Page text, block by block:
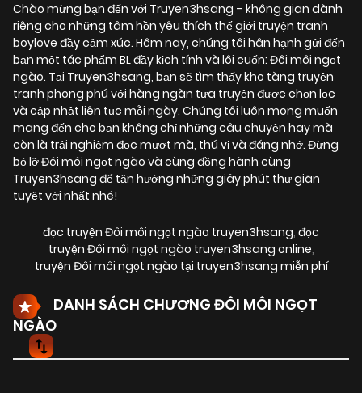
Chào mừng bạn đến với Truyen3hsang – không gian dành
riêng cho những tâm hồn yêu thích thế giới truyện tranh
boylove đầy cảm xúc. Hôm nay, chúng tôi hân hạnh gửi đến
bạn một tác phẩm BL đầy kịch tính và lôi cuốn: Đôi môi ngọt
ngào. Tại Truyen3hsang, bạn sẽ tìm thấy kho tàng truyện
tranh phong phú với hàng ngàn tựa truyện được chọn lọc
và cập nhật liên tục mỗi ngày. Chúng tôi luôn mong muốn
mang đến cho bạn không chỉ những câu chuyện hay mà
còn là trải nghiệm đọc mượt mà, thú vị và đáng nhớ. Đừng
bỏ lỡ Đôi môi ngọt ngào và cùng đồng hành cùng
Truyen3hsang để tận hưởng những giây phút thư giãn
tuyệt vời nhất nhé!
đọc truyện Đôi môi ngọt ngào truyen3hsang, đọc
truyện Đôi môi ngọt ngào truyen3hsang online,
truyện Đôi môi ngọt ngào tại truyen3hsang miễn phí
DANH SÁCH CHƯƠNG ĐÔI MÔI NGỌT
NGÀO